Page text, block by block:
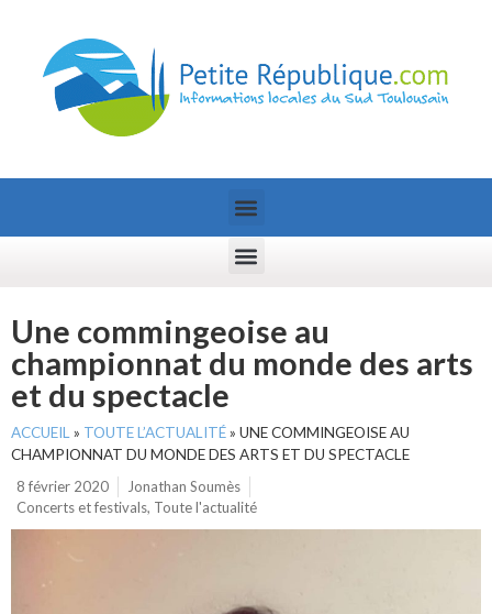
Une commingeoise au
championnat du monde des arts
et du spectacle
ACCUEIL » TOUTE L’ACTUALITÉ» UNE COMMINGEOISE AU
CHAMPIONNAT DU MONDE DES ARTS ET DU SPECTACLE
8 février 2020
Jonathan Soumès
Concerts et festivals, Toute l'actualité